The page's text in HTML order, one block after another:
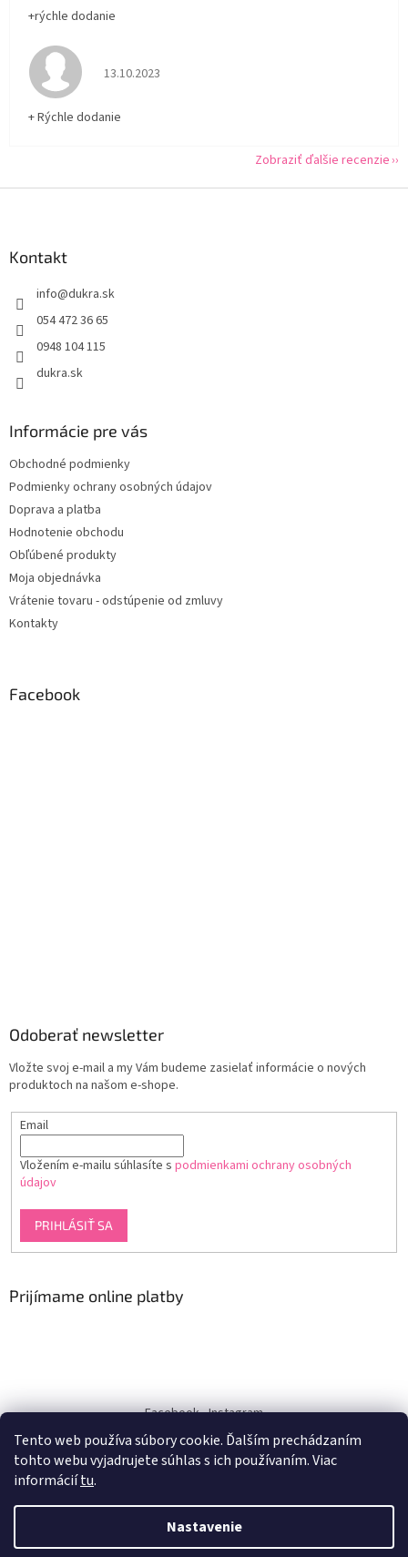
Tento web používa súbory cookie. Ďalším prechádzaním
tohto webu vyjadrujete súhlas s ich používaním. Viac
informáciítu.
Nastavenie
+rýchle dodanie
Hodnotenie obchodu je 5 z 5 hviezdičiek.
13.10.2023
+ Rýchle dodanie
Zobraziť ďalšie recenzie
Kontakt
info@dukra.sk
054 472 36 65
0948 104 115
dukra.sk
Informácie pre vás
Obchodné podmienky
Podmienky ochrany osobných údajov
Doprava a platba
Hodnotenie obchodu
Obľúbené produkty
Moja objednávka
Vrátenie tovaru - odstúpenie od zmluvy
Kontakty
Facebook
Odoberať newsletter
Vložte svoj e-mail a my Vám budeme zasielať informácie o nových
produktoch na našom e-shope.
Email
Vložením e-mailu súhlasíte s podmienkami ochrany osobných
údajov
PRIHLÁSIŤ SA
Prijímame online platby
Facebook Instagram
dukra-white
Vytvoril Shoptet